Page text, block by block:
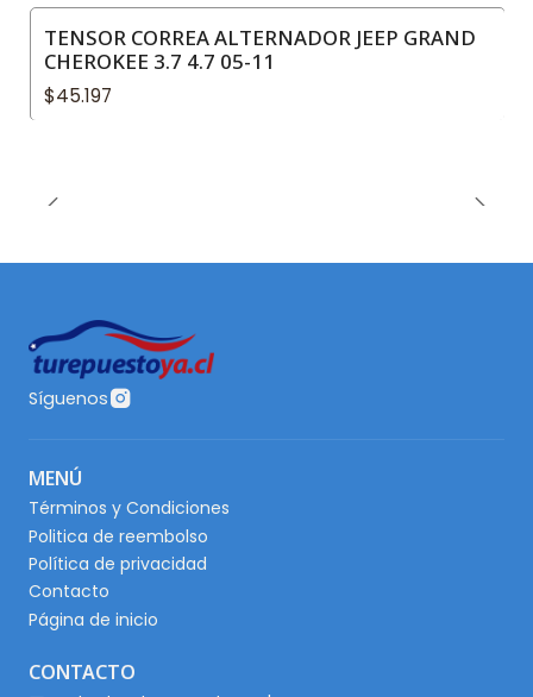
TENSOR CORREA ALTERNADOR JEEP GRAND
CHEROKEE 3.7 4.7 05-11
$45.197
Síguenos
MENÚ
Términos y Condiciones
Politica de reembolso
Política de privacidad
Contacto
Página de inicio
CONTACTO